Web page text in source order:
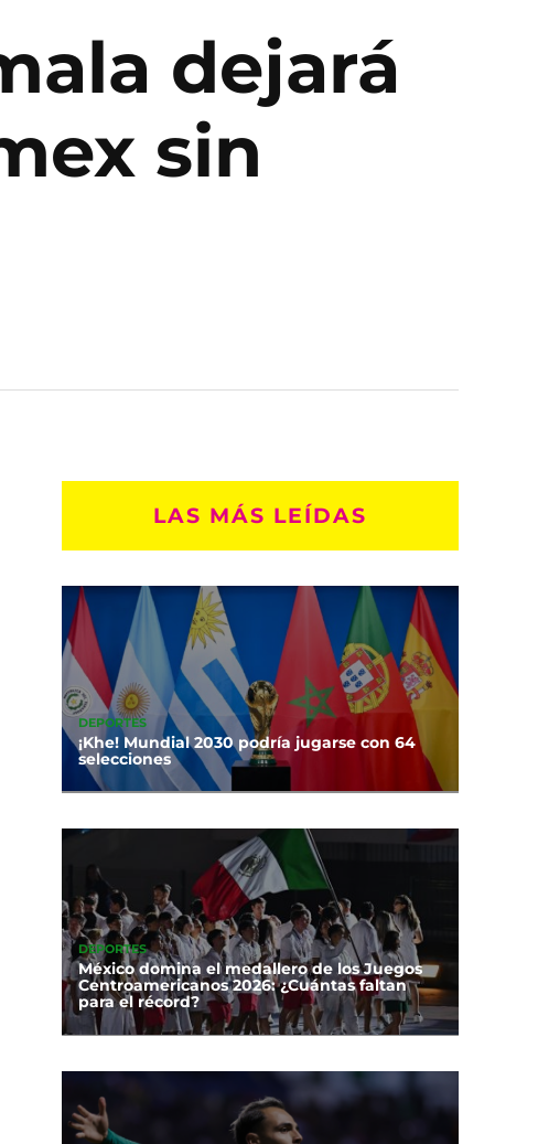
dejará
sin
LAS MÁS LEÍDAS
DEPORTES
¡Khe! Mundial 2030 podría jugarse con 64
selecciones
DEPORTES
México domina el medallero de los Juegos
Centroamericanos 2026: ¿Cuántas faltan
para el récord?